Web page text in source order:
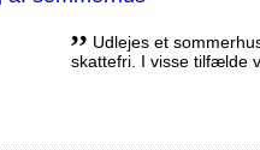
,, Udlejes et
skattefri. I visse tilfælde